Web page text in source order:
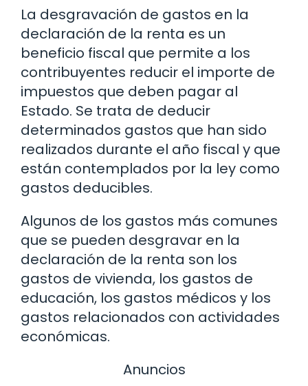
La desgravación de gastos en la
declaración de la renta es un
beneficio fiscal que permite a los
contribuyentes reducir el importe de
impuestos que deben pagar al
Estado. Se trata de deducir
determinados gastos que han sido
realizados durante el año fiscal y que
están contemplados por la ley como
gastos deducibles.
Algunos de los gastos más comunes
que se pueden desgravar en la
declaración de la renta son los
gastos de vivienda, los gastos de
educación, los gastos médicos y los
gastos relacionados con actividades
económicas.
Anuncios